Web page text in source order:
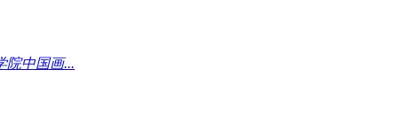
院中国画...